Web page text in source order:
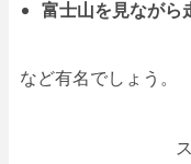
富士山を見ながら
など有名でしょう。